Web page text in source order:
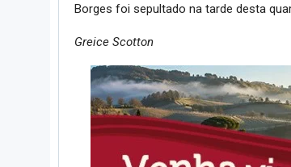
Borges foi sepultado na tarde desta
Greice Scotton